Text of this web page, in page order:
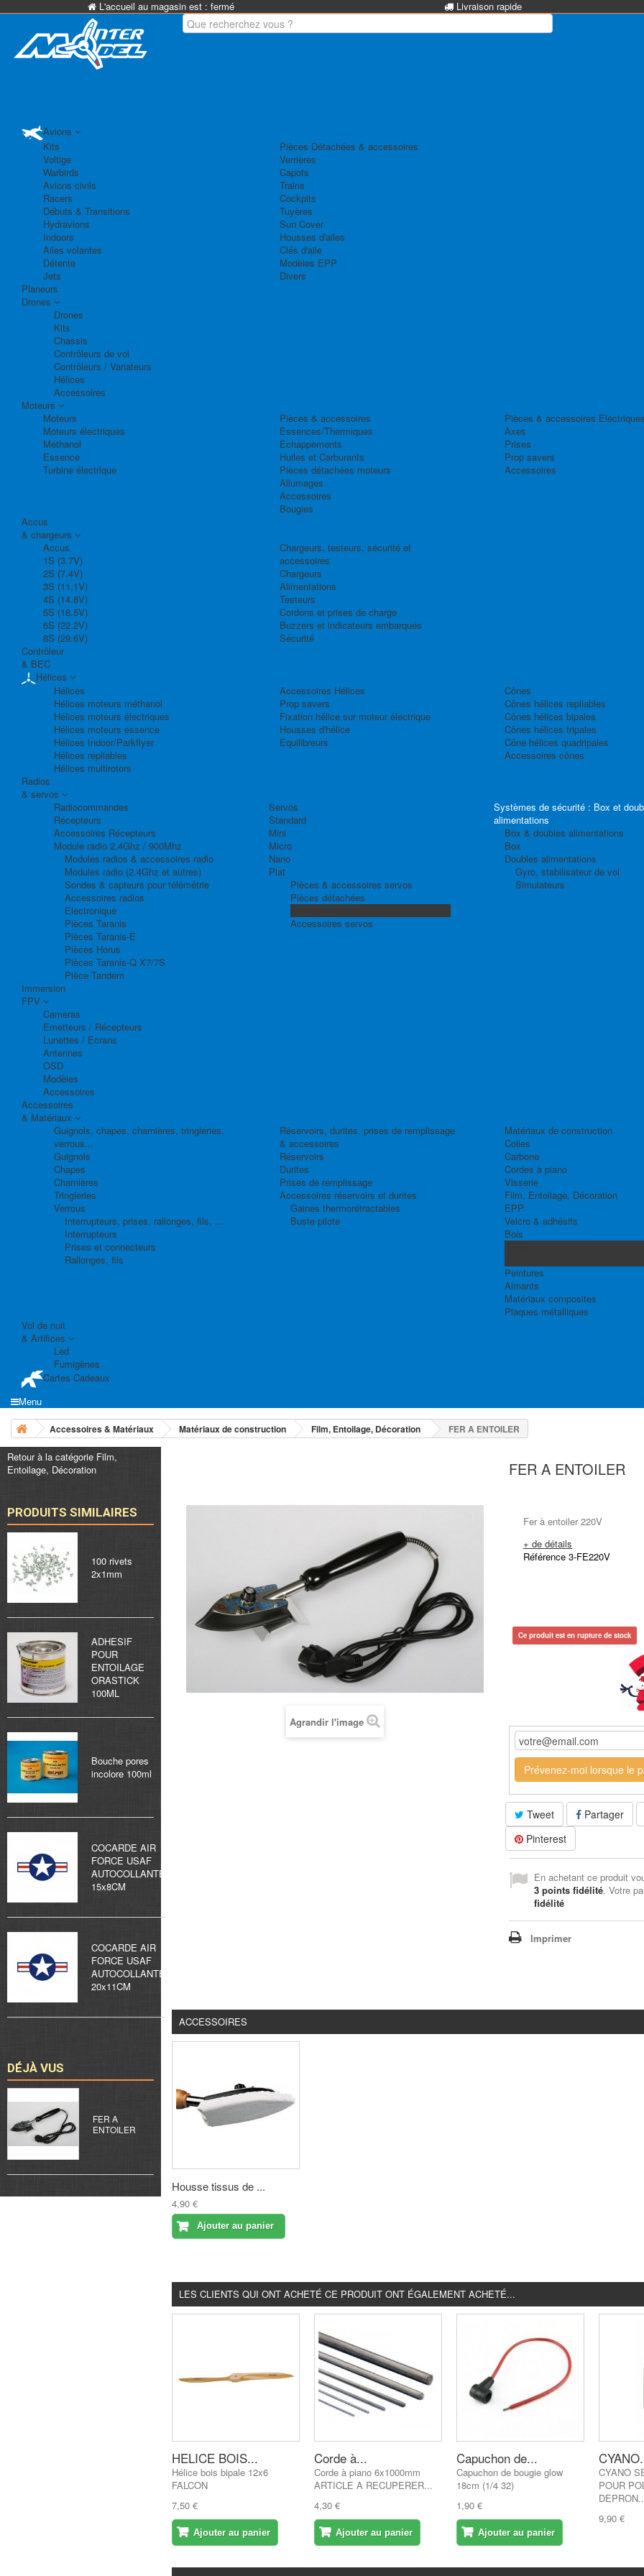
L'accueil au magasin est : fermé Livraison rapide
Avions
Kits
Voltige
Warbirds
Avions civils
Racers
Débuts & Transitions
Hydravions
Indoors
Ailes volantes
Détente
Jets
Pièces Détachées & accessoires
Verrières
Capots
Trains
Cockpits
Tuyères
Sun Cover
Housses d'ailes
Clés d'aile
Modèles EPP
Divers
Planeurs
Drones
Drones
Kits
Chassis
Contrôleurs de vol
Contrôleurs / Variateurs
Hélices
Accessoires
Moteurs
Moteurs
Moteurs électriques
Méthanol
Essence
Turbine électrique
Pièces & accessoires
Essences/Thermiques
Echappements
Huiles et Carburants
Pièces détachées moteurs
Allumages
Accessoires
Bougies
Pièces & accessoires
Axes
Prises
Prop savers
Accessoires
Accus
& chargeurs
Accus
1S (3.7V)
2S (7.4V)
3S (11,1V)
4S (14.8V)
5S (18.5V)
6S (22.2V)
8S (29.6V)
Chargeurs, testeurs, sécurité et
accessoires
Chargeurs
Alimentations
Testeurs
Cordons et prises de charge
Buzzers et indicateurs embarqués
Sécurité
Contrôleur
& BEC
Hélices
Hélices
Hélices moteurs méthanol
Hélices moteurs électriques
Hélices moteurs essence
Hélices Indoor/Parkflyer
Hélices repliables
Hélices multirotors
Accessoires Hélices
Prop savers
Fixation hélice sur moteur électrique
Housses d'hélice
Equilibreurs
Cônes
Cônes hélices repliables
Cônes hélices bipales
Cônes hélices tripales
Cône hélices quadripales
Accessoires cônes
Radios
& servos
Radiocommandes
Récepteurs
Accessoires Récepteurs
Module radio 2.4Ghz / 900Mhz
Modules radios & accessoires radio
Modules radio (2.4Ghz et autres)
Sondes & capteurs pour télémétrie
Accessoires radios
Electronique
Pièces Taranis
Pièces Taranis-E
Pièces Horus
Pièces Taranis-Q X7/7S
Pièce Tandem
Servos
Standard
Mini
Micro
Nano
Plat
Pièces & accessoires servos
Pièces détachées
Accessoires servos
Systèmes de sécurité : Box et
alimentations
Box & doubles alimentations
Box
Doubles alimentations
Gyro, stabilisateur de vol
Simulateurs
Immersion
FPV
Cameras
Emetteurs / Récepteurs
Lunettes / Ecrans
Antennes
OSD
Modèles
Accessoires
Accessoires
& Matériaux
Guignols, chapes, charnières, tringleries,
verrous...
Guignols
Chapes
Charnières
Tringleries
Verrous
Interrupteurs, prises, rallonges, fils, ...
Interrupteurs
Prises et connecteurs
Rallonges, fils
Réservoirs, durites, prises de remplissage
& accessoires
Réservoirs
Durites
Prises de remplissage
Accessoires réservoirs et durites
Gaines thermorétractables
Buste pilote
Matériaux de construction
Colles
Carbone
Cordes à piano
Visserie
Film, Entoilage, Décoration
EPP
Velcro & adhésifs
Bois
Peintures
Aimants
Matériaux composites
Plaques métalliques
Vol de nuit
& Artifices
Led
Fumigènes
Cartes Cadeaux
Menu
Accessoires & Matériaux Matériaux de construction Film, Entoilage, Décoration FER A ENTOILER
Retour à la catégorie Film,
Entoilage, Décoration
PRODUITS SIMILAIRES
100 rivets
2x1mm
ADHESIF
POUR
ENTOILAGE
ORASTICK
100ML
Bouche pores
incolore 100ml
COCARDE AIR
FORCE USAF
AUTOCOLLANTE
15x8CM
COCARDE AIR
FORCE USAF
AUTOCOLLANTE
20x11CM
DÉJÀ VUS
FER A
ENTOILER
Agrandir l'image
FER A ENTOILER
Fer à entoiler 220V
+ de détails
Référence 3-FE220V
Ce produit est en rupture de stock
Prévenez-moi lorsque le
Tweet
Partager
Pinterest
En achetant ce produit
3 points fidélité. Votre
fidélité
Imprimer
ACCESSOIRES
Housse tissus de ...
4,90 €
Ajouter au panier
LES CLIENTS QUI ONT ACHETÉ CE PRODUIT ONT ÉGALEMENT ACHETÉ...
HELICE BOIS...
Hélice bois bipale 12x6
FALCON
7,50 €
Ajouter au panier
Corde à...
Corde à piano 6x1000mm
ARTICLE A RECUPERER...
4,30 €
Ajouter au panier
Capuchon de...
Capuchon de bougie glow
18cm (1/4 32)
1,90 €
Ajouter au panier
CYANO
POUR
9,90 €